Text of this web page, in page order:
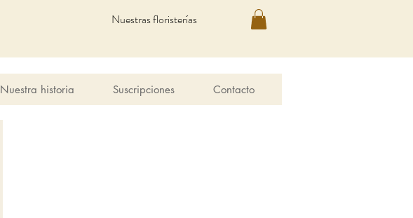
Nuestras floristerías
Nuestra historia Suscripciones Contacto